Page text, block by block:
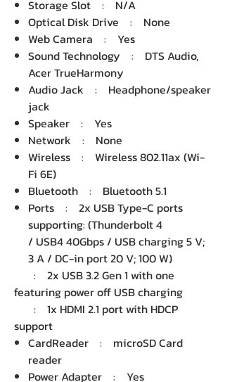
Storage Slot : N/A
Optical Disk Drive : None
Web Camera : Yes
Sound Technology : DTS Audio,
Acer TrueHarmony
Audio Jack : Headphone/speaker
jack
Speaker : Yes
Network : None
Wireless : Wireless 802.11ax (Wi-
Fi 6E)
Bluetooth : Bluetooth 5.1
Ports : 2x USB Type-C ports
supporting: (Thunderbolt 4
/ USB4 40Gbps / USB charging 5 V;
3 A / DC-in port 20 V; 100 W)
: 2x USB 3.2 Gen 1 with one
featuring power off USB charging
: 1x HDMI 2.1 port with HDCP
support
CardReader : microSD Card
reader
Power Adapter : Yes